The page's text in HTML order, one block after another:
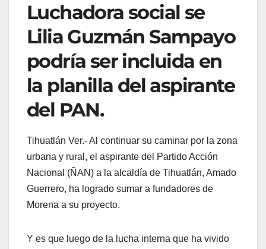
Luchadora social se
Lilia Guzmán Sampayo
podría ser incluida en
la planilla del aspirante
del PAN.
Tihuatlán Ver.- Al continuar su caminar por la zona
urbana y rural, el aspirante del Partido Acción
Nacional (ÑAN) a la alcaldía de Tihuatlán, Amado
Guerrero, ha logrado sumar a fundadores de
Morena a su proyecto.
Y es que luego de la lucha interna que ha vivido